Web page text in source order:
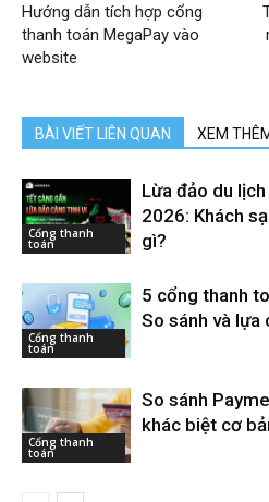
Hướng dẫn tích hợp cổng
thanh toán MegaPay vào
website
BÀI VIẾT LIÊN QUAN XEM
Cổng thanh
toán
Lừa đảo du
2026: Khách
gì?
Cổng thanh
toán
5 cổng thanh
So sánh và lựa
Cổng thanh
toán
So sánh
khác biệt cơ